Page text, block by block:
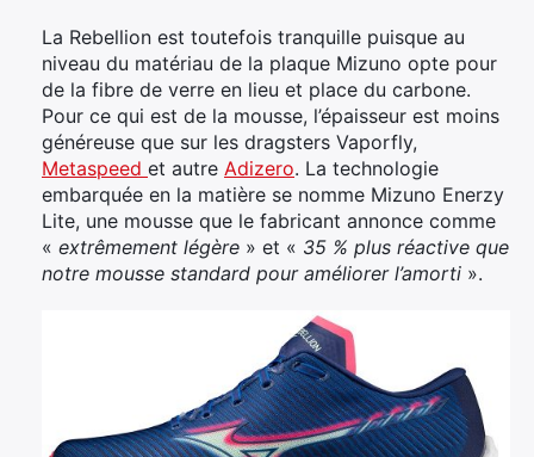
La Rebellion est toutefois tranquille puisque au
niveau du matériau de la plaque Mizuno opte pour
de la fibre de verre en lieu et place du carbone.
Pour ce qui est de la mousse, l’épaisseur est moins
généreuse que sur les dragsters Vaporfly,
Metaspeed et autre Adizero. La technologie
embarquée en la matière se nomme Mizuno Enerzy
Lite, une mousse que le fabricant annonce comme
« extrêmement légère » et « 35 % plus réactive que
notre mousse standard pour améliorer l’amorti ».